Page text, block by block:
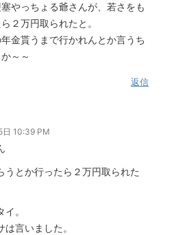
やっちょる爺さんが、若さをも
２万円取られたと。
金貰うまで行かれんとか言うち
～～
返信
日 10:39 PM
うとか行ったら２万円取られた
。
は言いました。